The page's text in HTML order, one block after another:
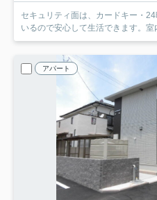
セキュリティ面は、カードキー・
いるので安心して生活できます。
アパート